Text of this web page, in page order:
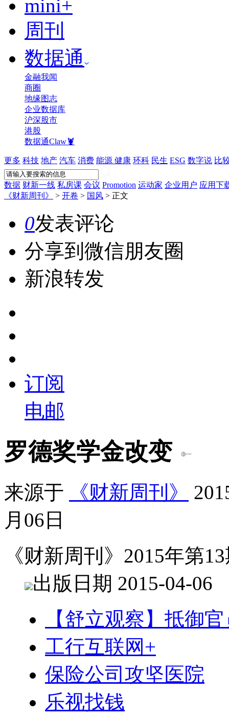
mini+
周刊
数据通
金融我闻
商圈
地缘图志
企业数据库
沪深股市
港股
数据通Claw🦞
更多 科技 地产 汽车 消费 能源 健康 环科 民生 ESG 数字说 比
数据 财新一线 私房课 会议 Promotion 运动家 企业用户 应用下
《财新周刊》
> 开卷 > 国风 > 正文
0发表评论
分享到微信朋友圈
新浪转发
订阅
电邮
罗德奖学金改变
来源于 《财新周刊》
月06日
《财新周刊》2015年第
出版日期 2015-04-06
【舒立观察】抵御
工行互联网+
保险公司攻坚医院
乐视找钱